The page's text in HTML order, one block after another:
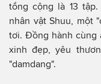
tổng cộng là 13 tập.
nhân vật Shuu, một
tơi. Đồng hành cùng
xinh đẹp, yêu
"damdang".